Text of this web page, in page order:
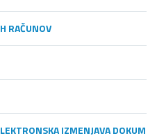
RAČUNOV
IZMENJAVA